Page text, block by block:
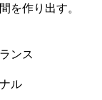
を作り出す。
ンス
ル